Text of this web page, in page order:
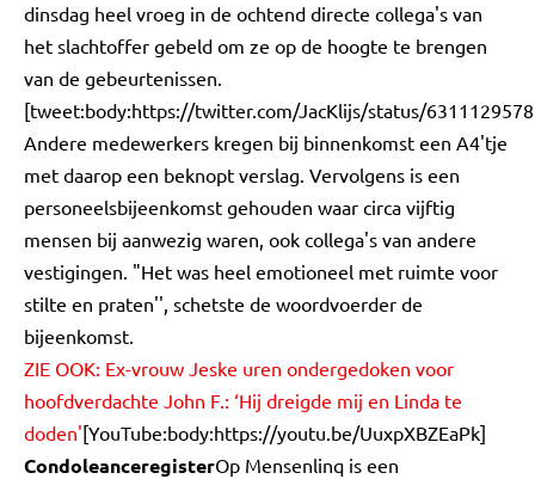
dinsdag heel vroeg in de ochtend directe collega's van
het slachtoffer gebeld om ze op de hoogte te brengen
van de gebeurtenissen.
[tweet:body:https://twitter.com/JacKlijs/status/
Andere medewerkers kregen bij binnenkomst een A4'tje
met daarop een beknopt verslag. Vervolgens is een
personeelsbijeenkomst gehouden waar circa vijftig
mensen bij aanwezig waren, ook collega's van andere
vestigingen. "Het was heel emotioneel met ruimte voor
stilte en praten'', schetste de woordvoerder de
bijeenkomst.
ZIE OOK: Ex-vrouw Jeske uren ondergedoken voor
hoofdverdachte John F.: ‘Hij dreigde mij en Linda te
doden'[YouTube:body:https://youtu.be/UuxpXBZEaPk]
CondoleanceregisterOp Mensenlinq is een